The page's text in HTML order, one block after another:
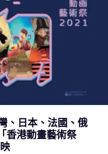
、日本、法國、俄
香港動畫藝術祭